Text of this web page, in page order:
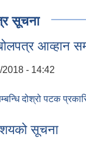
सूचना
आव्हान
2018 - 14:42
दोश्रो पटक
सूचना